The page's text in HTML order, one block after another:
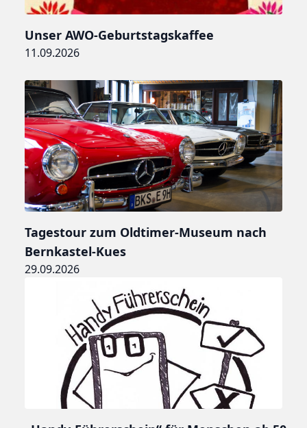
Unser AWO-Geburtstagskaffee
11.09.2026
Tagestour zum Oldtimer-Museum nach
Bernkastel-Kues
29.09.2026